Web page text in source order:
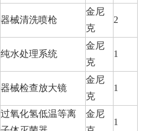
器械清洗喷枪
金尼
克
2
纯水处理系统
金尼
克
1
器械检查放大镜
金尼
克
1
过氧化氢低温等离
金尼
1